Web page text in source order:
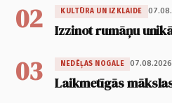
02 KULTŪRA UN IZKLAIDE
Izzinot rumāņu
03 NEDĒĻAS NOGALE
Laikmetīgās